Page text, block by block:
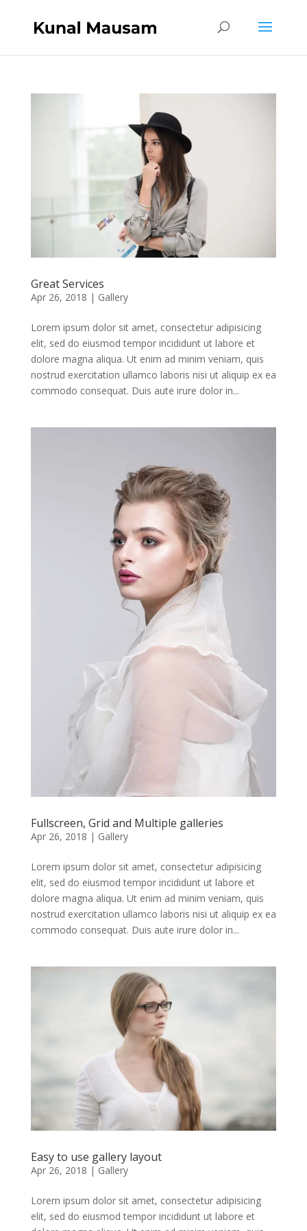
Great Services
Apr 26, 2018 | Gallery
Lorem ipsum dolor sit amet, consectetur adipisicing
elit, sed do eiusmod tempor incididunt ut labore et
dolore magna aliqua. Ut enim ad minim veniam, quis
nostrud exercitation ullamco laboris nisi ut aliquip ex ea
commodo consequat. Duis aute irure dolor in...
Fullscreen, Grid and Multiple galleries
Apr 26, 2018 | Gallery
Lorem ipsum dolor sit amet, consectetur adipisicing
elit, sed do eiusmod tempor incididunt ut labore et
dolore magna aliqua. Ut enim ad minim veniam, quis
nostrud exercitation ullamco laboris nisi ut aliquip ex ea
commodo consequat. Duis aute irure dolor in...
Easy to use gallery layout
Apr 26, 2018 | Gallery
Lorem ipsum dolor sit amet, consectetur adipisicing
elit, sed do eiusmod tempor incididunt ut labore et